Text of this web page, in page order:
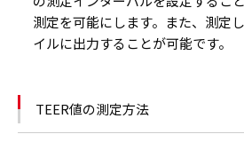
測定を可能にします。また、測定
イルに出力することが可能です。
TEER値の測定方法